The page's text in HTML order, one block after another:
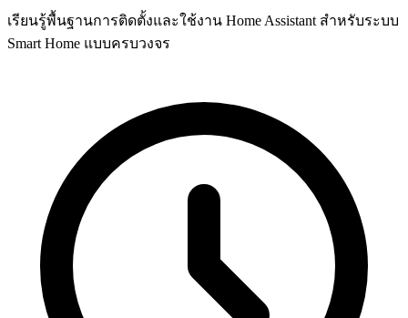
เรียนรู้พื้นฐานการติดตั้งและใช้งาน Home Assistant สำหรับระบบ
Smart Home แบบครบวงจร